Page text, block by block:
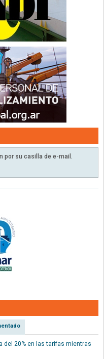
por su casilla de e-mail.
del 20% en las tarifas mientras